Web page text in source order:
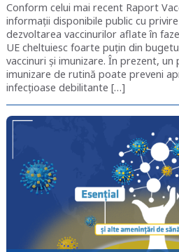
Conform celui mai recent Raport
informații disponibile public cu
dezvoltarea vaccinurilor aflate în
UE cheltuiesc foarte puțin din
vaccinuri și imunizare. În prezent,
imunizare de rutină poate preveni
infecțioase debilitante […]